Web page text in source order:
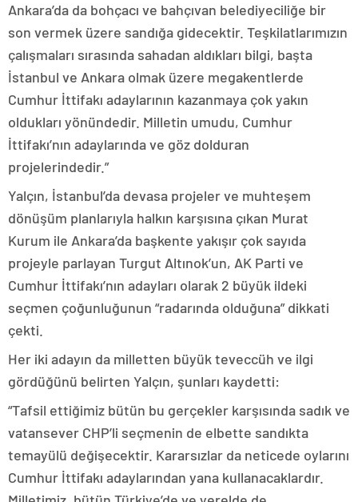
Ankara’da da bohçacı ve bahçıvan belediyeciliğe bir
son vermek üzere sandığa gidecektir. Teşkilatlarımızın
çalışmaları sırasında sahadan aldıkları bilgi, başta
İstanbul ve Ankara olmak üzere megakentlerde
Cumhur İttifakı adaylarının kazanmaya çok yakın
oldukları yönündedir. Milletin umudu, Cumhur
İttifakı’nın adaylarında ve göz dolduran
projelerindedir.”
Yalçın, İstanbul’da devasa projeler ve muhteşem
dönüşüm planlarıyla halkın karşısına çıkan Murat
Kurum ile Ankara’da başkente yakışır çok sayıda
projeyle parlayan Turgut Altınok’un, AK Parti ve
Cumhur İttifakı’nın adayları olarak 2 büyük ildeki
seçmen çoğunluğunun “radarında olduğuna” dikkati
çekti.
Her iki adayın da milletten büyük teveccüh ve ilgi
gördüğünü belirten Yalçın, şunları kaydetti:
“Tafsil ettiğimiz bütün bu gerçekler karşısında sadık ve
vatansever CHP’li seçmenin de elbette sandıkta
temayülü değişecektir. Kararsızlar da neticede oylarını
Cumhur İttifakı adaylarından yana kullanacaklardır.